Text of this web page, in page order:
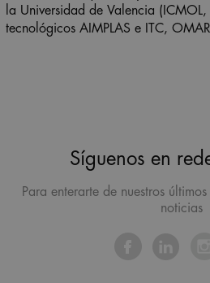
la Universidad de Valencia
tecnológicos AIMPLAS e ITC,
Síguenos en
Para enterarte de nuestros
noticias